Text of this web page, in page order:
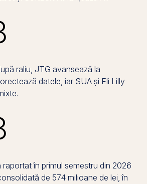
raliu, JTG avansează la
datele, iar SUA și Eli Lilly
raportat în primul semestru din 2026
de 574 milioane de lei, în